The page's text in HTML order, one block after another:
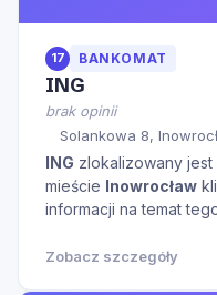
17 BANKOMAT
ING
brak opinii
Solankowa 8,
ING zlokalizowany jest
mieście Inowrocław
informacji na temat
Zobacz szczegóły